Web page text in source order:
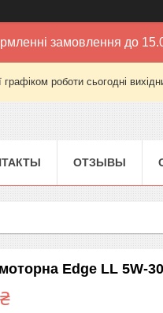
замовлення до
роботи сьогодні
ОТЗЫВЫ
Edge LL 5W-